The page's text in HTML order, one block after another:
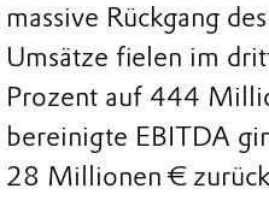
massive Rückgang
Umsätze fielen im
Prozent auf 444
bereinigte EBITDA
28 Millionen €